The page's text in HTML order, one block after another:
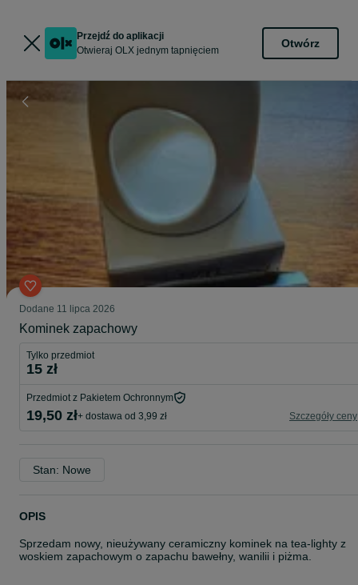
Przejdź do aplikacji
Otwieraj OLX jednym tapnięciem
Otwórz
Dodane 11 lipca 2026
Kominek zapachowy
Tylko przedmiot
15 zł
Przedmiot z Pakietem Ochronnym
19,50 zł+ dostawa od 3,99 zł Szczegóły ceny
Stan: Nowe
OPIS
Sprzedam nowy, nieużywany ceramiczny kominek na tea-lighty z
woskiem zapachowym o zapachu bawełny, wanilii i piżma.